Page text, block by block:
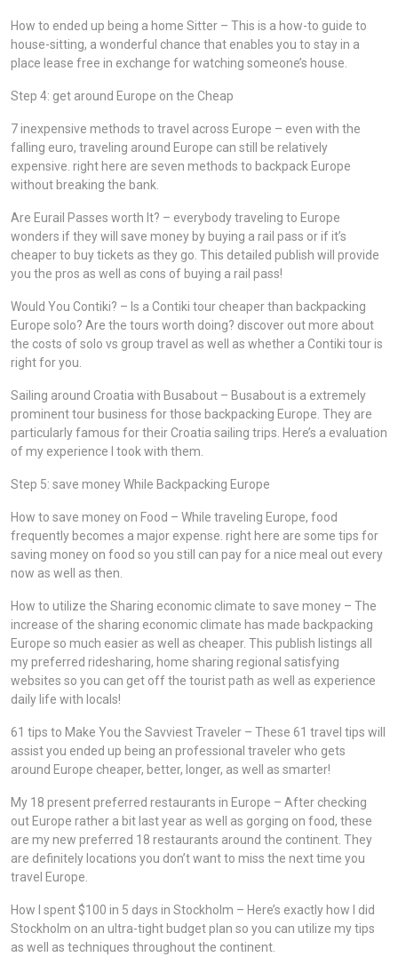
How to ended up being a home Sitter – This is a how-to guide to
house-sitting, a wonderful chance that enables you to stay in a
place lease free in exchange for watching someone’s house.
Step 4: get around Europe on the Cheap
7 inexpensive methods to travel across Europe – even with the
falling euro, traveling around Europe can still be relatively
expensive. right here are seven methods to backpack Europe
without breaking the bank.
Are Eurail Passes worth It? – everybody traveling to Europe
wonders if they will save money by buying a rail pass or if it’s
cheaper to buy tickets as they go. This detailed publish will provide
you the pros as well as cons of buying a rail pass!
Would You Contiki? – Is a Contiki tour cheaper than backpacking
Europe solo? Are the tours worth doing? discover out more about
the costs of solo vs group travel as well as whether a Contiki tour is
right for you.
Sailing around Croatia with Busabout – Busabout is a extremely
prominent tour business for those backpacking Europe. They are
particularly famous for their Croatia sailing trips. Here’s a evaluation
of my experience I took with them.
Step 5: save money While Backpacking Europe
How to save money on Food – While traveling Europe, food
frequently becomes a major expense. right here are some tips for
saving money on food so you still can pay for a nice meal out every
now as well as then.
How to utilize the Sharing economic climate to save money – The
increase of the sharing economic climate has made backpacking
Europe so much easier as well as cheaper. This publish listings all
my preferred ridesharing, home sharing regional satisfying
websites so you can get off the tourist path as well as experience
daily life with locals!
61 tips to Make You the Savviest Traveler – These 61 travel tips will
assist you ended up being an professional traveler who gets
around Europe cheaper, better, longer, as well as smarter!
My 18 present preferred restaurants in Europe – After checking
out Europe rather a bit last year as well as gorging on food, these
are my new preferred 18 restaurants around the continent. They
are definitely locations you don’t want to miss the next time you
travel Europe.
How I spent $100 in 5 days in Stockholm – Here’s exactly how I did
Stockholm on an ultra-tight budget plan so you can utilize my tips
as well as techniques throughout the continent.